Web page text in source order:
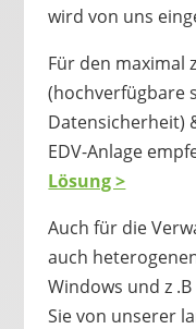
wird von uns
Für den maximal
(hochverfügbare
Datensicherheit)
EDV-Anlage
Lösung >
Auch für die
auch
Windows und z
Sie von unserer